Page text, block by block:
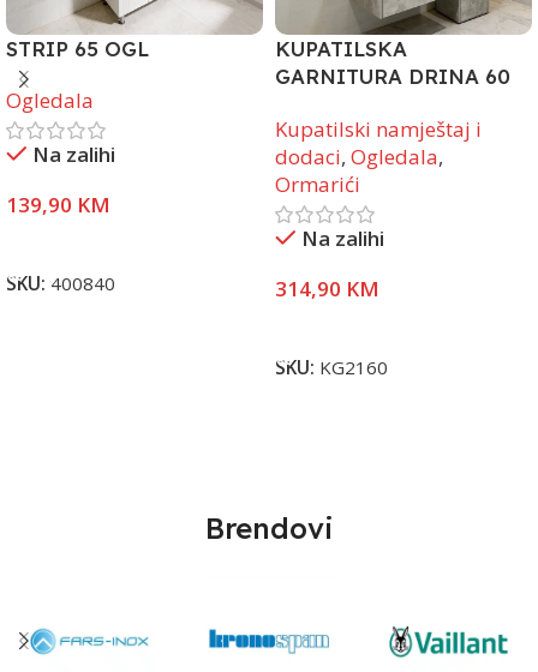
STRIP 65 OGL
Ogledala
Na zalihi
139,90 KM
SKU: 400840
KUPATILSKA
GARNITURA DRINA 60
ORMARIĆ) BETON
Kupatilski namještaj i
dodaci, Ogledala,
Ormarići
Na zalihi
314,90 KM
SKU: KG2160
Brendovi